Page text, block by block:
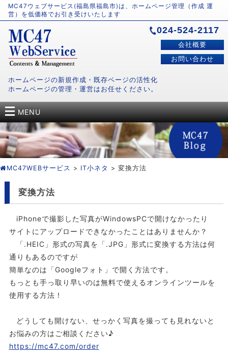
MC47ウェブサービス(福島県福島市)は、ホームページ管理（作成 運
営）を低価格でお引き受けいたします
ホームページの新規作成・既存ページの活性化
ホームページの管理・運営はお任せください。
024-524-2117
会社概要
お問い合わせ
MENU
MC47WEBサービス > IT小ネタ > 変換方法
変換方法
iPhoneで撮影した写真がWindowsPCで開けなかったり
サイトにアップロードできなかったことはありませんか？
「.HEIC」形式の写真を「.JPG」形式に変換する方法は何
通りもあるのですが
簡単なのは「Googleフォト」で開く方法です。
もっとも手っ取り早いのは無料で使えるオンラインツールを
使用する方法！
どうしても開けない、せっかく写真を撮っても見れないと
お悩みの方はご相談ください♪
https://mc47.com/order